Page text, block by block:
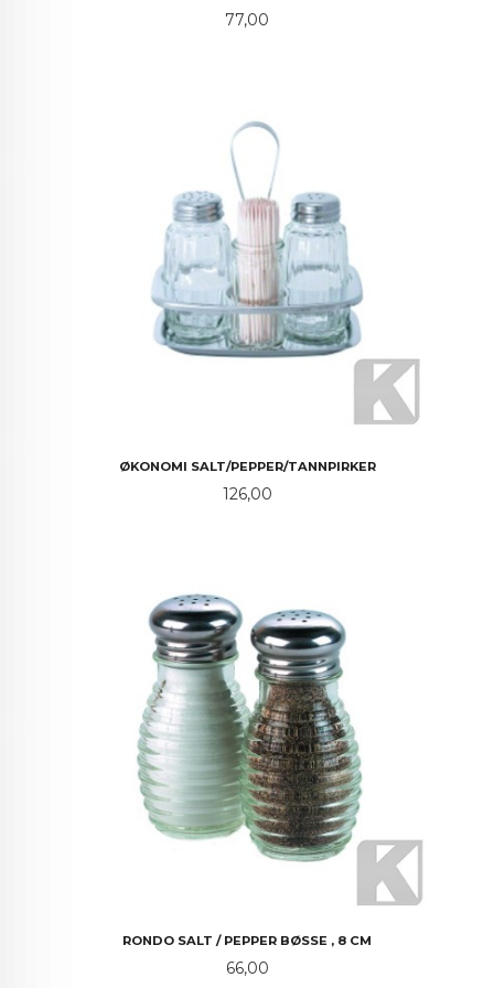
Pris
77,00
ØKONOMI SALT/PEPPER/TANNPIRKER
Pris
126,00
RONDO SALT / PEPPER BØSSE , 8 CM
Pris
66,00